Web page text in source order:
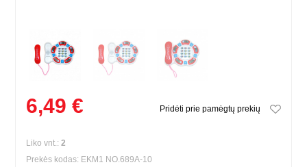
6,49 € Pridėti prie pamėgtų prekių
Liko vnt.:2
Prekės kodas: EKM1 NO.689A-10